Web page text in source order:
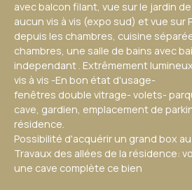
avec balcon filant, vue sur le jardin
aucun vis à vis (expo sud) et vue sur
depuis les chambres, cuisine
chambres, une salle de bains avec
independant . Extrêmement
vis à vis -En bon état d'usage-
fenêtres double vitrage- volets-
cave, gardien, emplacement de
résidence.
Possibilité d'acquérir un grand box
Travaux des allées de la résidence:
une cave complète ce bien